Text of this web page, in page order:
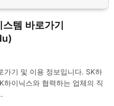
템 바로가기
가기 및 이용 정보입니다. SK하
하이닉스와 협력하는 업체의 직